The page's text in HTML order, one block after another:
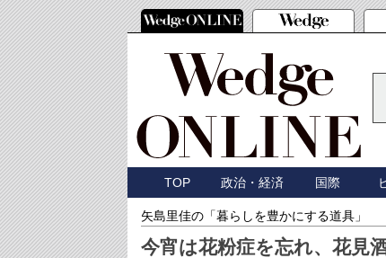
TOP 政治・経済 国際
矢島里佳の「暮らしを豊かにする道具」
今宵は花粉症を忘れ、花見